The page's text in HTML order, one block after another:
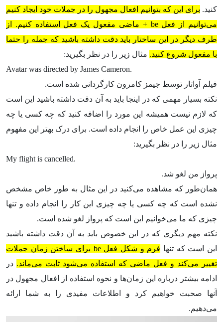
کنید. برای این که بتوانیم افعال مجهول را در جملات خود ایجاد کنیم
می‌توانیم از فعل be + ماضی مفعول یک فعل استفاده کنیم. از
طرف دیگر در این ساختار باید دقت داشته باشید که جمله را حتما
با مفعول شروع کنید. مثال زیر را در نظر بگیرید:
Avatar was directed by James Cameron.
فیلم آواتار توسط جیمز کامرون کارگردانی شده است.
نکته بسیار مهمی که در اینجا باید به آن دقت داشته باشید این است
که لازم نیست همیشه این مورد را اضافه کنید که چه کسی یا چه
چیزی این عمل خاص را انجام داده است. برای درک بهتر این مفهوم
مثال زیر را در نظر بگیرید:
My flight is cancelled.
پرواز من لغو شد.
همان‌طور که مشاهده می‌کنید در این مثال به طور خاص مشخص
نشده است که چه کسی یا چه چیزی این کار را انجام داده و تنها
چیزی که ما می‌خوانیم این است که پرواز لغو شده است.
نکته مهم دیگری که در این خصوص باید به آن دقت داشته باشید
این است که تنها
فرم و شکل فعل be برای ساختن زمان جملات
تغییر می‌کند و فعل ماضی که استفاده می‌شود ثابت می‌ماند. در
ادامه بیشتر درباره این زمان‌ها و نحوه استفاده از افعال مجهول در
آنها صحبت خواهیم کرد و اطلاعات مفیدی را به شما ارائه
می‌دهیم.